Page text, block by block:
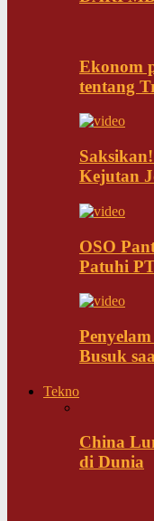
Ekonom
tentang
Kejutan
OSO
Patuhi
Busuk
Tekno
China
di Dunia